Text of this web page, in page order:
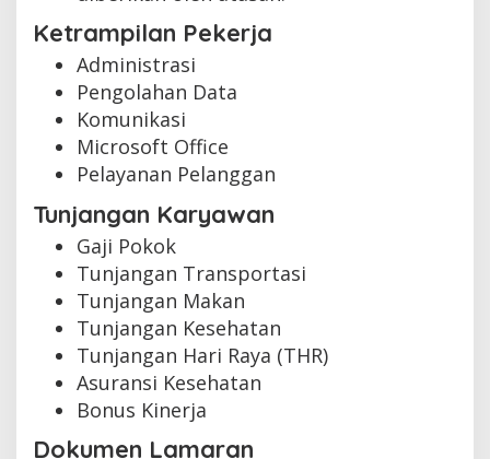
Ketrampilan Pekerja
Administrasi
Pengolahan Data
Komunikasi
Microsoft Office
Pelayanan Pelanggan
Tunjangan Karyawan
Gaji Pokok
Tunjangan Transportasi
Tunjangan Makan
Tunjangan Kesehatan
Tunjangan Hari Raya (THR)
Asuransi Kesehatan
Bonus Kinerja
Dokumen Lamaran